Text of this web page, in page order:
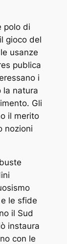
polo di
gioco del
usanze
publica
i
la natura
Gli
il merito
nozioni
le sfide
il Sud
instaura
con le